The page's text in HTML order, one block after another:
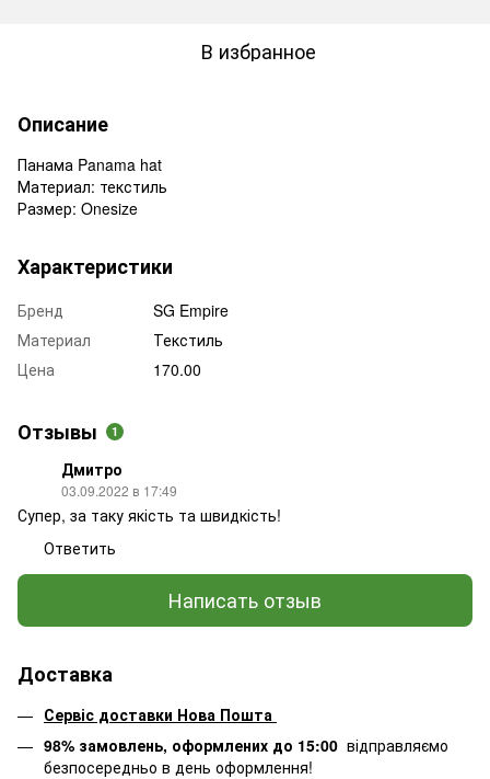
В избранное
Описание
Панама Panama hat
Материал: текстиль
Размер: Onesize
Характеристики
Бренд
SG Empire
Материал
Текстиль
Цена
170.00
Отзывы 1
Дмитро
03.09.2022 в 17:49
Супер, за таку якість та швидкість!
Ответить
Написать отзыв
Доставка
Сервіс доставки Нова Пошта
98% замовлень, оформлених до 15:00 відправляємо
безпосередньо в день оформлення!